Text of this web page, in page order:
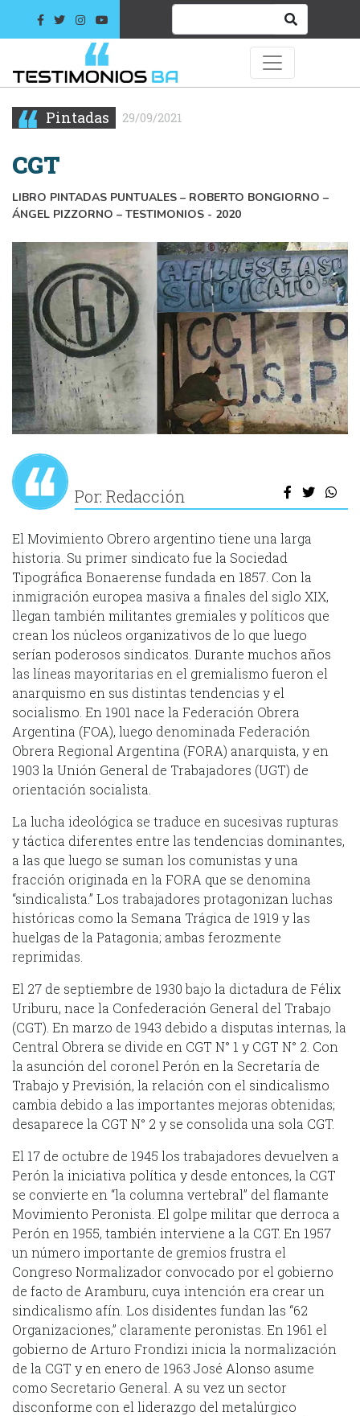
Pintadas 29/09/2021
CGT
LIBRO PINTADAS PUNTUALES – ROBERTO BONGIORNO –
ÁNGEL PIZZORNO – TESTIMONIOS - 2020
Por: Redacción
El Movimiento Obrero argentino tiene una larga
historia. Su primer sindicato fue la Sociedad
Tipográfica Bonaerense fundada en 1857. Con la
inmigración europea masiva a finales del siglo XIX,
llegan también militantes gremiales y políticos que
crean los núcleos organizativos de lo que luego
serían poderosos sindicatos. Durante muchos años
las líneas mayoritarias en el gremialismo fueron el
anarquismo en sus distintas tendencias y el
socialismo. En 1901 nace la Federación Obrera
Argentina (FOA), luego denominada Federación
Obrera Regional Argentina (FORA) anarquista, y en
1903 la Unión General de Trabajadores (UGT) de
orientación socialista.
La lucha ideológica se traduce en sucesivas rupturas
y táctica diferentes entre las tendencias dominantes,
a las que luego se suman los comunistas y una
fracción originada en la FORA que se denomina
“sindicalista.” Los trabajadores protagonizan luchas
históricas como la Semana Trágica de 1919 y las
huelgas de la Patagonia; ambas ferozmente
reprimidas.
El 27 de septiembre de 1930 bajo la dictadura de Félix
Uriburu, nace la Confederación General del Trabajo
(CGT). En marzo de 1943 debido a disputas internas, la
Central Obrera se divide en CGT N° 1 y CGT N° 2. Con
la asunción del coronel Perón en la Secretaría de
Trabajo y Previsión, la relación con el sindicalismo
cambia debido a las importantes mejoras obtenidas;
desaparece la CGT N° 2 y se consolida una sola CGT.
El 17 de octubre de 1945 los trabajadores devuelven a
Perón la iniciativa política y desde entonces, la CGT
se convierte en “la columna vertebral” del flamante
Movimiento Peronista. El golpe militar que derroca a
Perón en 1955, también interviene a la CGT. En 1957
un número importante de gremios frustra el
Congreso Normalizador convocado por el gobierno
de facto de Aramburu, cuya intención era crear un
sindicalismo afín. Los disidentes fundan las “62
Organizaciones,” claramente peronistas. En 1961 el
gobierno de Arturo Frondizi inicia la normalización
de la CGT y en enero de 1963 José Alonso asume
como Secretario General. A su vez un sector
disconforme con el liderazgo del metalúrgico